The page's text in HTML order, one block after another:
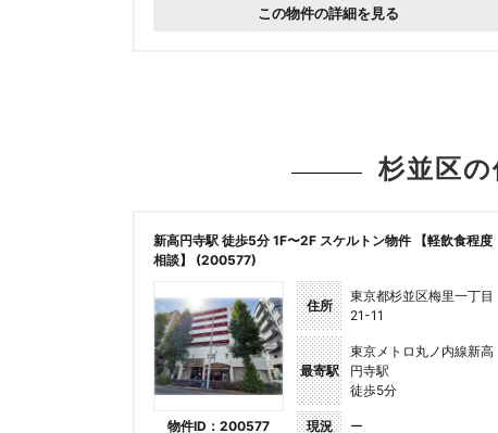
この物件の詳細を見る
杉並区
新高円寺駅 徒歩5分 1F〜2F スケルトン物件 【軽飲食程度
相談】 (200577)
物件ID：200577
住所
東京都杉並区梅里一丁目
21-11
最寄駅
東京メトロ丸ノ内線新高
円寺駅
徒歩5分
現況 ー